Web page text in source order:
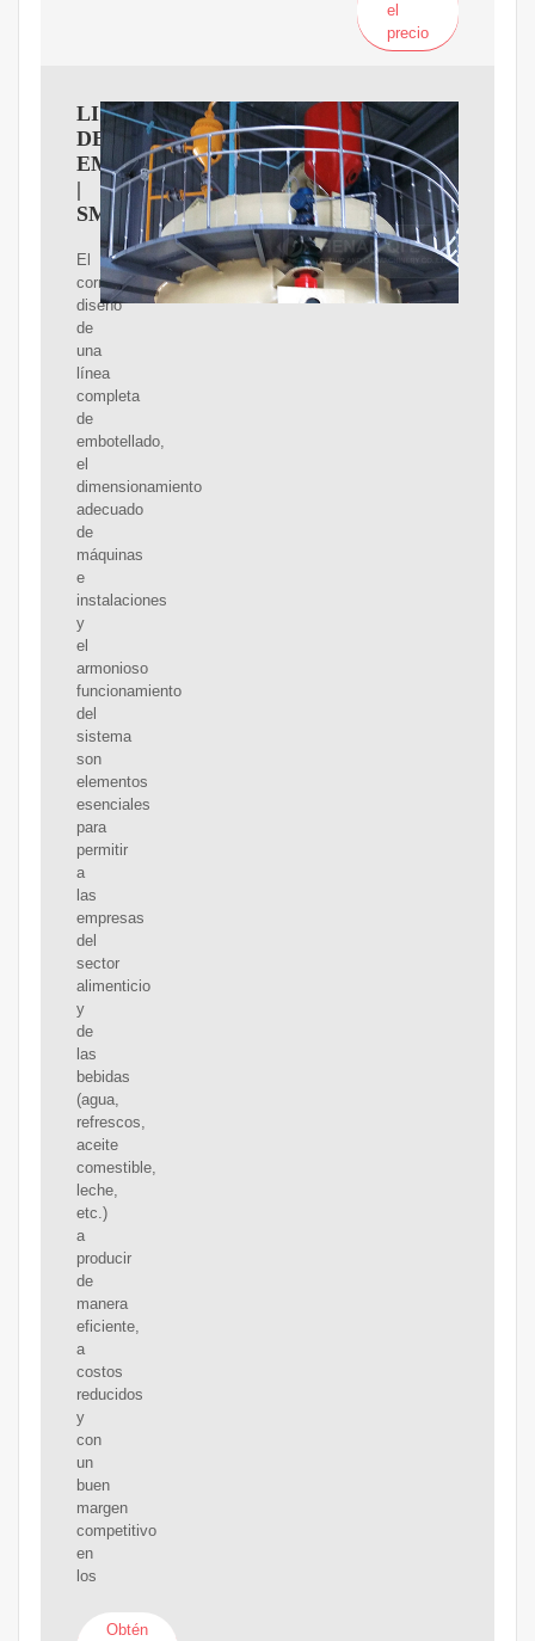
el
precio
LINEAS
DE
EMBOTELLADO
|
SMICAM.mx
El
correcto
diseño
de
una
línea
completa
de
embotellado,
el
dimensionamiento
adecuado
de
máquinas
e
instalaciones
y
el
armonioso
funcionamiento
del
sistema
son
elementos
esenciales
para
permitir
a
las
empresas
del
sector
alimenticio
y
de
las
bebidas
(agua,
refrescos,
aceite
comestible,
leche,
etc.)
a
producir
de
manera
eficiente,
a
costos
reducidos
y
con
un
buen
margen
competitivo
en
los
Obtén